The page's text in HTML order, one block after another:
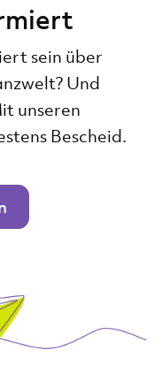
sein über
Und
unseren
Bescheid.